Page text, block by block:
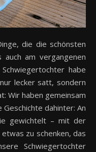
auch am vergangenen
habe
lecker satt, sondern
Wir haben gemeinsam
Geschichte dahinter: An
gewichtelt – mit der
zu schenken, das
Schwiegertochter